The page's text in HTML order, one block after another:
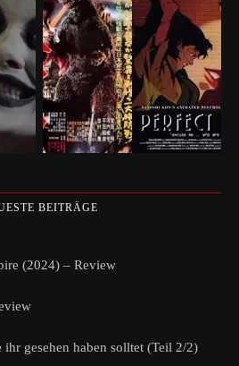
BEITRÄGE
(2024) – Review
gesehen haben solltet (Teil 2/2)